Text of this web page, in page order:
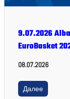
9.07.2026
EuroBasket
08.07.2026
Далее